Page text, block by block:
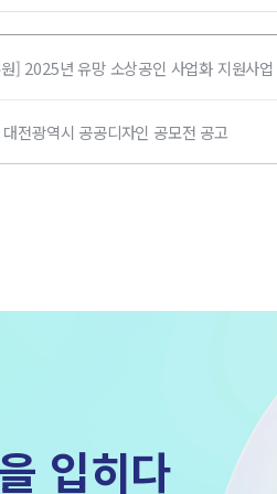
] 2025년 유망 소상공인 사업화 지원사
전광역시 공공디자인 공모전 공고
입히다